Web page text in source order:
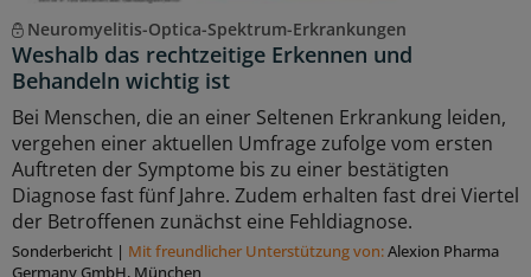
Neuromyelitis-Optica-Spektrum-Erkrankungen
Weshalb das rechtzeitige Erkennen und
Behandeln wichtig ist
Bei Menschen, die an einer Seltenen Erkrankung leiden,
vergehen einer aktuellen Umfrage zufolge vom ersten
Auftreten der Symptome bis zu einer bestätigten
Diagnose fast fünf Jahre. Zudem erhalten fast drei Viertel
der Betroffenen zunächst eine Fehldiagnose.
Sonderbericht | Mit freundlicher Unterstützung von:Alexion Pharma
Germany GmbH, München